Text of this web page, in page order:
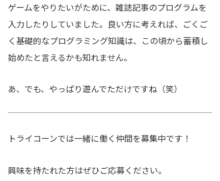
ゲームをやりたいがために、雑誌記事のプログラムを
入力したりしていました。良い方に考えれば、ごくご
く基礎的なプログラミング知識は、この頃から蓄積し
始めたと言えるかも知れません。
あ、でも、やっぱり遊んでただけですね（笑）
トライコーンでは一緒に働く仲間を募集中です！
興味を持たれた方はぜひご応募ください。